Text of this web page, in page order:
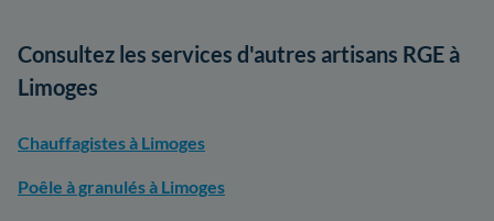
Consultez les services d'autres artisans RGE à
Limoges
Chauffagistes à Limoges
Poêle à granulés à Limoges